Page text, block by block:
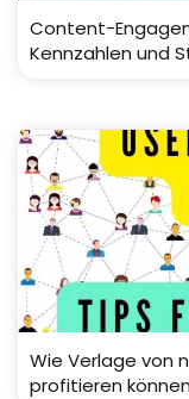
Content-
Kennzahlen und
Wie Verlage von
profitieren können